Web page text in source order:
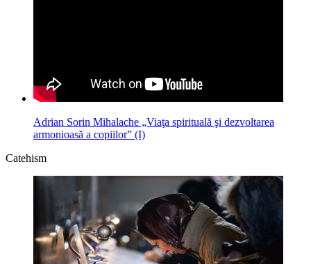
Adrian Sorin Mihalache „Viaţa spirituală şi dezvoltarea
armonioasă a copiilor” (I)
Catehism